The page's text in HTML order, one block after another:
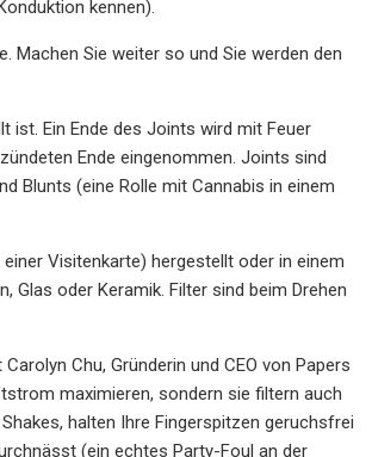
kennen).
Machen Sie weiter so und Sie werden den
ist. Ein Ende des Joints wird mit Feuer
Ende eingenommen. Joints sind
Blunts (eine Rolle mit Cannabis in einem
Visitenkarte) hergestellt oder in einem
Glas oder Keramik. Filter sind beim Drehen
Chu, Gründerin und CEO von Papers
maximieren, sondern sie filtern auch
halten Ihre Fingerspitzen geruchsfrei
(ein echtes Party-Foul an der